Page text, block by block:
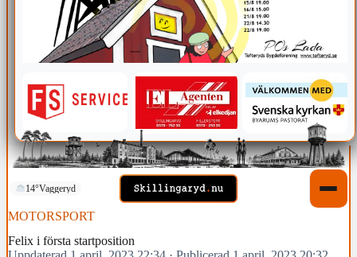
14°Vaggeryd
MOTORSPORT
Felix i första startposition